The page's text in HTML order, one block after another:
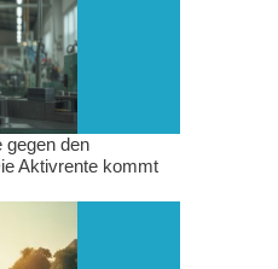
gegen den
Aktivrente kommt